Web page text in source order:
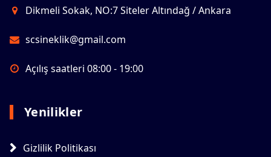
Dikmeli Sokak, NO:7 Siteler Altındağ / Ankara
scsineklik@gmail.com
Açılış saatleri 08:00 - 19:00
Yenilikler
Gizlilik Politikası